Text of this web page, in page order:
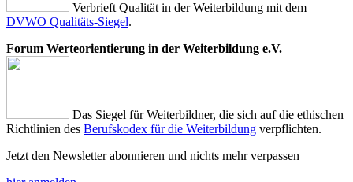
Verbrieft Qualität in der Weiterbildung mit dem
DVWO Qualitäts-Siegel.
Forum Werteorientierung in der Weiterbildung e.V.
Das Siegel für Weiterbildner, die sich auf die ethischen
Richtlinien des Berufskodex für die Weiterbildung verpflichten.
Jetzt den Newsletter abonnieren und nichts mehr verpassen